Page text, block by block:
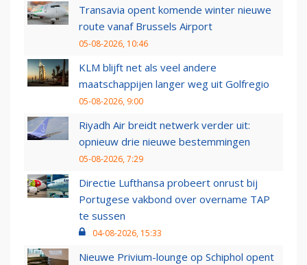
Transavia opent komende winter nieuwe
route vanaf Brussels Airport
05-08-2026, 10:46
KLM blijft net als veel andere
maatschappijen langer weg uit Golfregio
05-08-2026, 9:00
Riyadh Air breidt netwerk verder uit:
opnieuw drie nieuwe bestemmingen
05-08-2026, 7:29
Directie Lufthansa probeert onrust bij
Portugese vakbond over overname TAP
te sussen
04-08-2026, 15:33
Nieuwe Privium-lounge op Schiphol opent